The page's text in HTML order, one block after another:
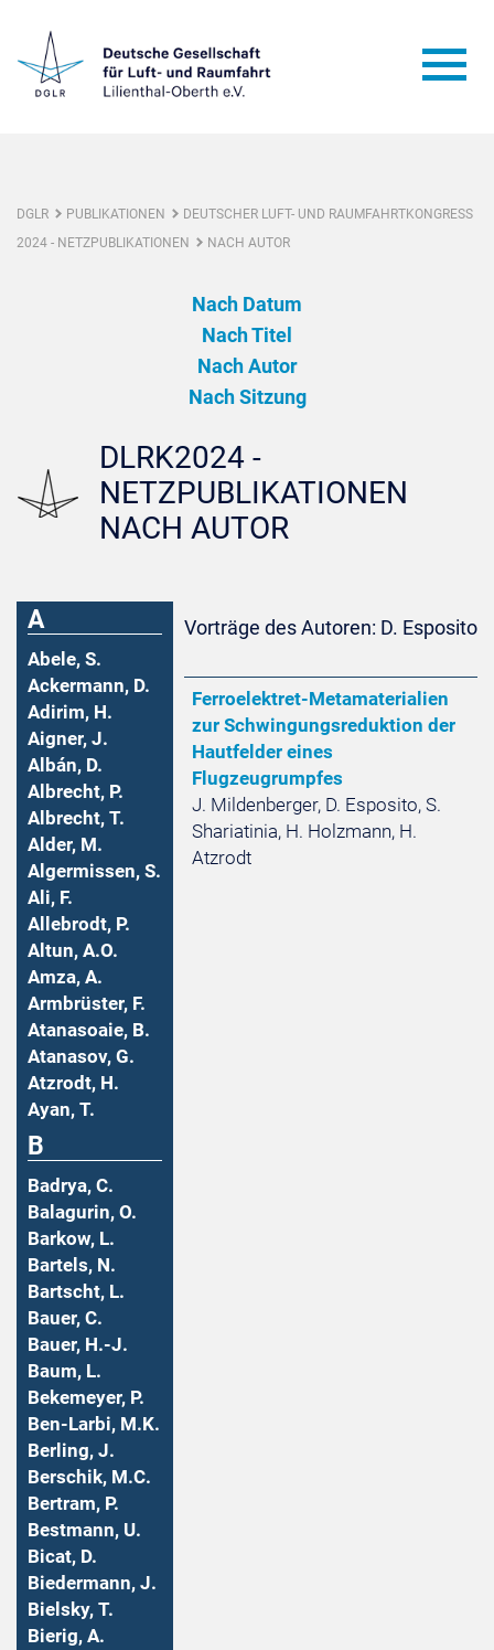
DGLR PUBLIKATIONEN
DEUTSCHER LUFT- UND RAUMFAHRTKONGRESS
2024 - NETZPUBLIKATIONEN
NACH AUTOR
Nach Datum
Nach Titel
Nach Autor
Nach Sitzung
DLRK2024 -
NETZPUBLIKATIONEN
NACH AUTOR
A
Abele, S.
Ackermann, D.
Adirim, H.
Aigner, J.
Albán, D.
Albrecht, P.
Albrecht, T.
Alder, M.
Algermissen, S.
Ali, F.
Allebrodt, P.
Altun, A.O.
Amza, A.
Armbrüster, F.
Atanasoaie, B.
Atanasov, G.
Atzrodt, H.
Ayan, T.
B
Badrya, C.
Balagurin, O.
Barkow, L.
Bartels, N.
Bartscht, L.
Bauer, C.
Bauer, H.-J.
Baum, L.
Bekemeyer, P.
Ben-Larbi, M.K.
Berling, J.
Berschik, M.C.
Bertram, P.
Bestmann, U.
Bicat, D.
Biedermann, J.
Bielsky, T.
Bierig, A.
Vorträge des Autoren: D. Esposito
Ferroelektret-Metamaterialien
zur Schwingungsreduktion der
Hautfelder eines
Flugzeugrumpfes
J. Mildenberger, D. Esposito, S.
Shariatinia, H. Holzmann, H.
Atzrodt